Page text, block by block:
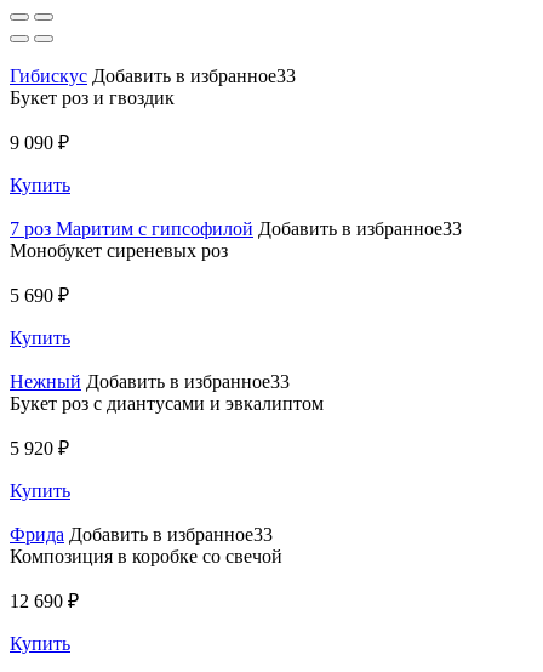
Гибискус Добавить в избранное33
Букет роз и гвоздик
9 090 ₽
Купить
7 роз Маритим с гипсофилой Добавить в избранное33
Монобукет сиреневых роз
5 690 ₽
Купить
Нежный Добавить в избранное33
Букет роз с диантусами и эвкалиптом
5 920 ₽
Купить
Фрида Добавить в избранное33
Композиция в коробке со свечой
12 690 ₽
Купить